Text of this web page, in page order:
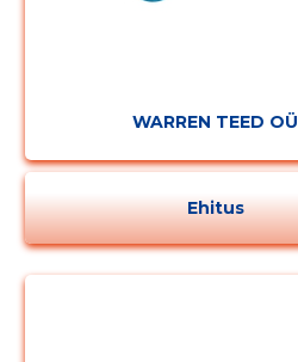
WARREN TEED OÜ
Ehitus